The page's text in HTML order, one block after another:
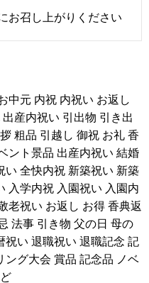
お召し上がりください
中元 内祝 内祝い お返し
産内祝い 引出物 引き出
粗品 引越し 御祝 お礼 香
ント景品 出産内祝い 結婚
い 全快内祝 新築祝い 新築
入学内祝 入園祝い 入園内
老祝い お返し お得 香典返
法事 引き物 父の日 母の
祝い 退職祝い 退職記念 記
グ大会 賞品 記念品 ノベ